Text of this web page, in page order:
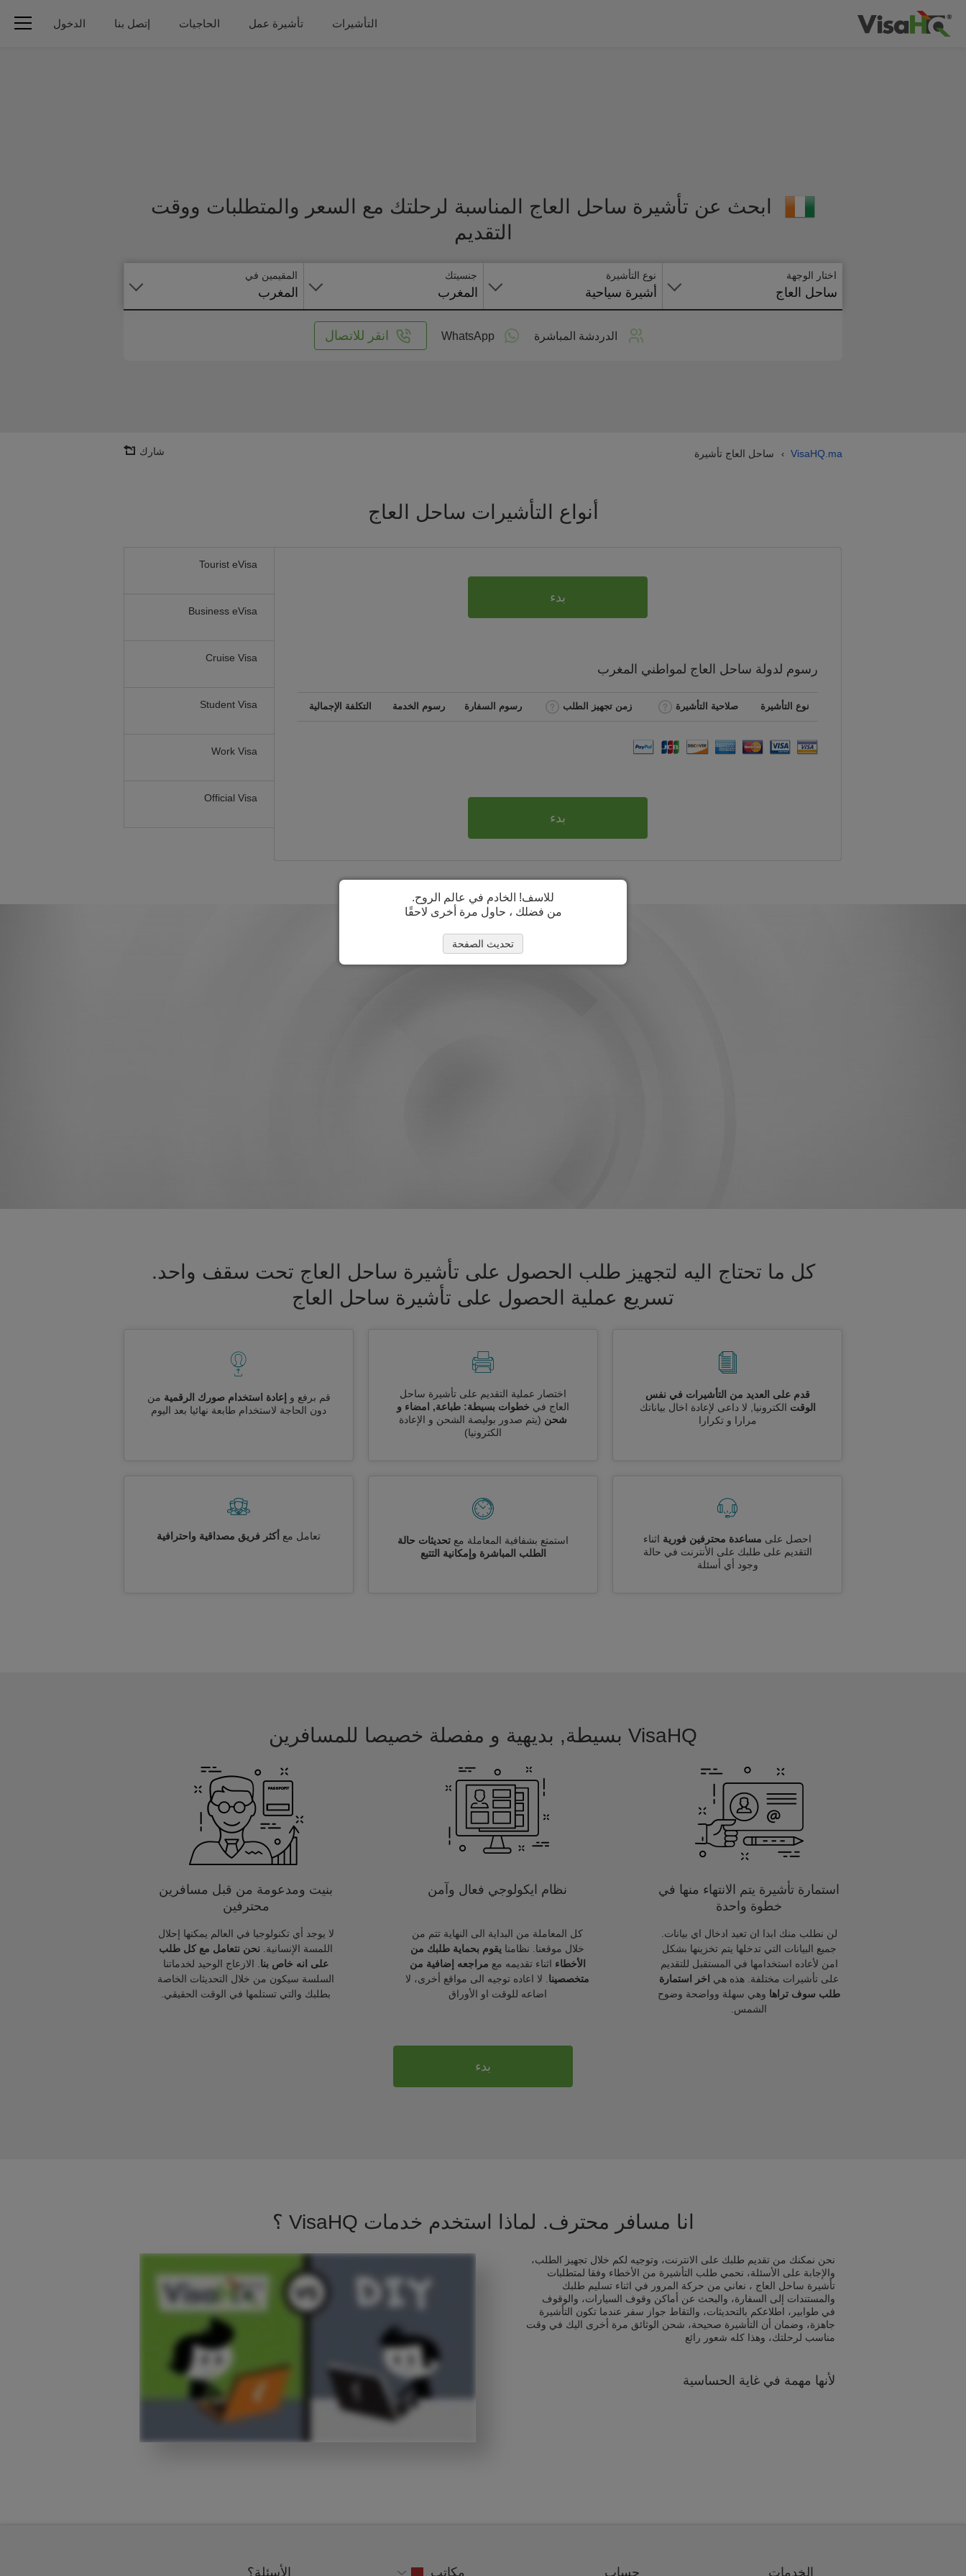
التأشيرات تأشيرة عمل الحاجيات إتصل بنا الدخول
ابحث عن تأشيرة ساحل العاج المناسبة لرحلتك مع السعر والمتطلبات ووقت
التقديم
اختار الوجهة
ساحل العاج
نوع التأشيرة
أشيرة سياحية
جنسيتك
المغرب
المقيمين في
المغرب
الدردشة المباشرة WhatsApp انقر للاتصال
VisaHQ.ma
› ساحل العاج تأشيرة شارك
أنواع التأشيرات ساحل العاج
Tourist eVisa
Business eVisa
Cruise Visa
Student Visa
Work Visa
Official Visa
بدء
رسوم لدولة ساحل العاج لمواطني المغرب
نوع التأشيرة صلاحية التأشيرة زمن تجهيز الطلب رسوم السفارة رسوم الخدمة التكلفة الإجمالية
بدء
كل ما تحتاج اليه لتجهيز طلب الحصول على تأشيرة ساحل العاج تحت سقف واحد.
تسريع عملية الحصول على تأشيرة ساحل العاج
قدم على العديد من التأشيرات في نفس
الوقت الكترونيا, لا داعى لإعادة اخال بياناتك
مرارا و تكرارا
اختصار عملية التقديم على تأشيرة ساحل
العاج في خطوات بسيطة: طباعة, امضاء و
شحن (يتم صدور بوليصة الشحن و الإعادة
الكترونيا)
قم برفع و إعادة استخدام صورك الرقمية من
دون الحاجة لاستخدام طابعة نهائيا بعد اليوم
احصل على مساعدة محترفين فورية اثناء
التقديم على طلبك على الأنترنت في حالة
وجود أي أسئلة
استمتع بشفافية المعاملة مع تحديثات حالة
الطلب المباشرة وإمكانية التتبع
تعامل مع أكثر فريق مصداقية واحترافية
VisaHQ بسيطة, بديهية و مفصلة خصيصا للمسافرين
استمارة تأشيرة يتم الانتهاء منها في
خطوة واحدة
لن نطلب منك ابدا ان تعيد ادخال اي بيانات.
جميع البيانات التي تدخلها يتم تخزينها بشكل
امن لأعاده استخدامها في المستقبل للتقديم
على تأشيرات مختلفة. هذه هي
اخر استمارة
طلب سوف تراها وهي سهلة وواضحة وضوح
الشمس.
نظام ايكولوجي فعال وآمن
كل المعاملة من البداية الى النهاية تتم من
خلال موقعنا. نظامنا يقوم بحماية طلبك من
الأخطاء اثناء تقديمه مع مراجعه إضافية من
متخصصينا . لا اعاده توجيه الى مواقع أخرى، لا
اضاعه للوقت او الأوراق
بنيت ومدعومة من قبل مسافرين
محترفين
لا يوجد أي تكنولوجيا في العالم يمكنها إحلال
اللمسة الإنسانية. نحن نتعامل مع كل طلب
على انه خاص بنا . الازعاج الوحيد لخدماتنا
السلسة سيكون من خلال التحديثات الخاصة
بطلبك والتي تستلمها في الوقت الحقيقي.
بدء
انا مسافر محترف. لماذا استخدم خدمات VisaHQ ؟
نحن نمكنك من تقديم طلبك على الانترنت، وتوجيه لكم خلال تجهيز الطلب،
والإجابة على الأسئلة، نحمي طلب التأشيرة من الأخطاء وفقا لمتطلبات
تأشيرة ساحل العاج ، نعاني من حركة المرور في اثناء تسليم طلبك
والمستندات إلى السفارة، والبحث عن أماكن وقوف السيارات، والوقوف
في طوابير، اطلاعكم بالتحديثات، والتقاط جواز سفر عندما تكون التأشيرة
جاهزة، وضمان أن التأشيرة صحيحة، شحن الوثائق مرة أخرى اليك في وقت
مناسب لرحلتك، وهذا كله شعور رائع
لأنها مهمة في غاية الحساسية
للاسف! الخادم في عالم الروح.
من فضلك ، حاول مرة أخرى لاحقًا
تحديث الصفحة
الخدمات حساب مكاتب الأسئلة؟